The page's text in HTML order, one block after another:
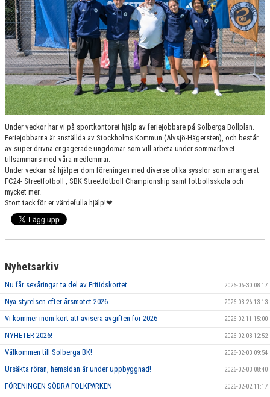
Under veckor har vi på sportkontoret hjälp av feriejobbare på Solberga Bollplan.
Feriejobbarna är anställda av Stockholms Kommun (Älvsjö-Hägersten), och består
av super drivna engagerade ungdomar som vill arbeta under sommarlovet
tillsammans med våra medlemmar.
Under veckan så hjälper dom föreningen med diverse olika sysslor som arrangerat
FC24- Streetfotboll , SBK Streetfotboll Championship samt fotbollsskola och
mycket mer.
Stort tack för er värdefulla hjälp!❤
Nyhetsarkiv
Nu får sexåringar ta del av Fritidskortet 2026-06-30 08:17
Nya styrelsen efter årsmötet 2026 2026-03-26 13:13
Vi kommer inom kort att avisera avgiften för 2026 2026-02-11 15:00
NYHETER 2026! 2026-02-03 12:52
Välkommen till Solberga BK! 2026-02-03 09:54
Ursäkta röran, hemsidan är under uppbyggnad! 2026-02-03 08:40
FÖRENINGEN SÖDRA FOLKPARKEN 2026-02-02 11:17